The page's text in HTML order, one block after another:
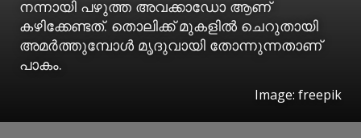
നന്നായി പഴുത്ത അവക്കാഡോ ആണ്
കഴിക്കേണ്ടത്. തൊലിക്ക് മുകളില്‍ ചെറുതായി
അമര്‍ത്തുമ്പോള്‍ മൃദുവായി തോന്നുന്നതാണ്
പാകം.
Image: freepik